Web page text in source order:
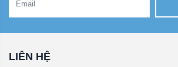
LIÊN HỆ